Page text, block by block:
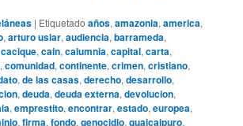
| Etiquetado años,amazonia,america,
,arturo uslar,audiencia,barrameda,
cacique,cain,calumnia,capital,carta,
,comunidad,continente,crimen,cristiano,
,de las casas,derecho,desarrollo,
,deuda,deuda externa,devolucion,
,emprestito,encontrar,estado,europea,
,firma,fondo,genocidio,guaicaipuro,